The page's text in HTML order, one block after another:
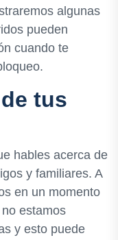
algunas
pueden
cuando te
tus
hables acerca de
y familiares. A
en un momento
estamos
y esto puede